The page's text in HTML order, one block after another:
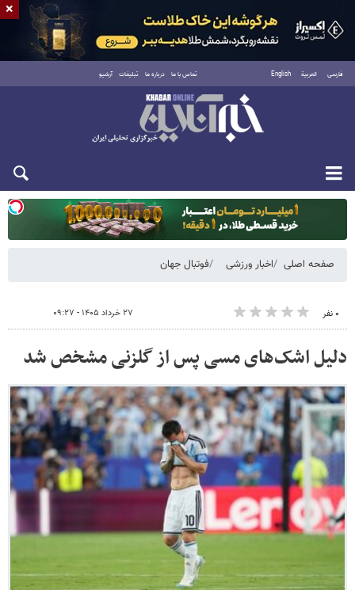
فارسی العربية English تماس با ما درباره ما تبلیغات آرشیو
دوشنبه ۱۹ مرداد ۱۴۰۵
صفحه اصلی اخبار ورزشی فوتبال جهان
۰ نفر ۲۷ خرداد ۱۴۰۵ - ۰۹:۲۷
دلیل اشک‌های مسی پس از گلزنی مشخص شد
×